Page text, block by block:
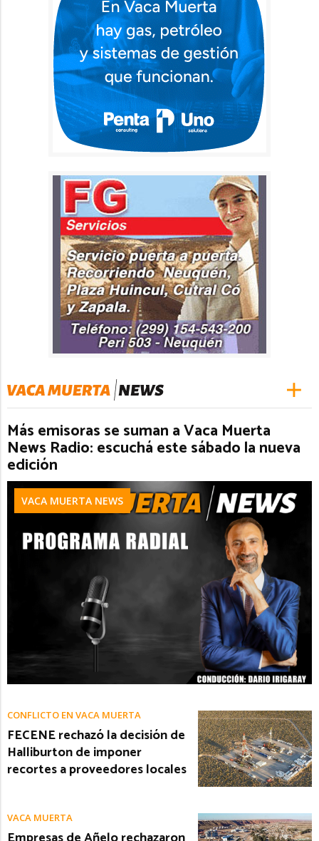
Más emisoras se suman a Vaca Muerta
News Radio: escuchá este sábado la nueva
edición
VACA MUERTA NEWS
CONFLICTO EN VACA MUERTA
FECENE rechazó la decisión de
Halliburton de imponer
recortes a proveedores locales
VACA MUERTA